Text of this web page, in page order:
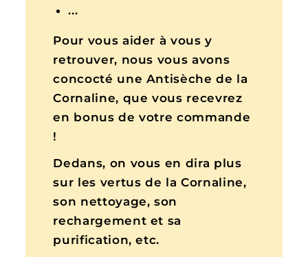
...
Pour vous aider à vous y
retrouver, nous vous avons
concocté une Antisèche de la
Cornaline, que vous recevrez
en bonus de votre commande
!
Dedans, on vous en dira plus
sur les vertus de la Cornaline,
son nettoyage, son
rechargement et sa
purification, etc.